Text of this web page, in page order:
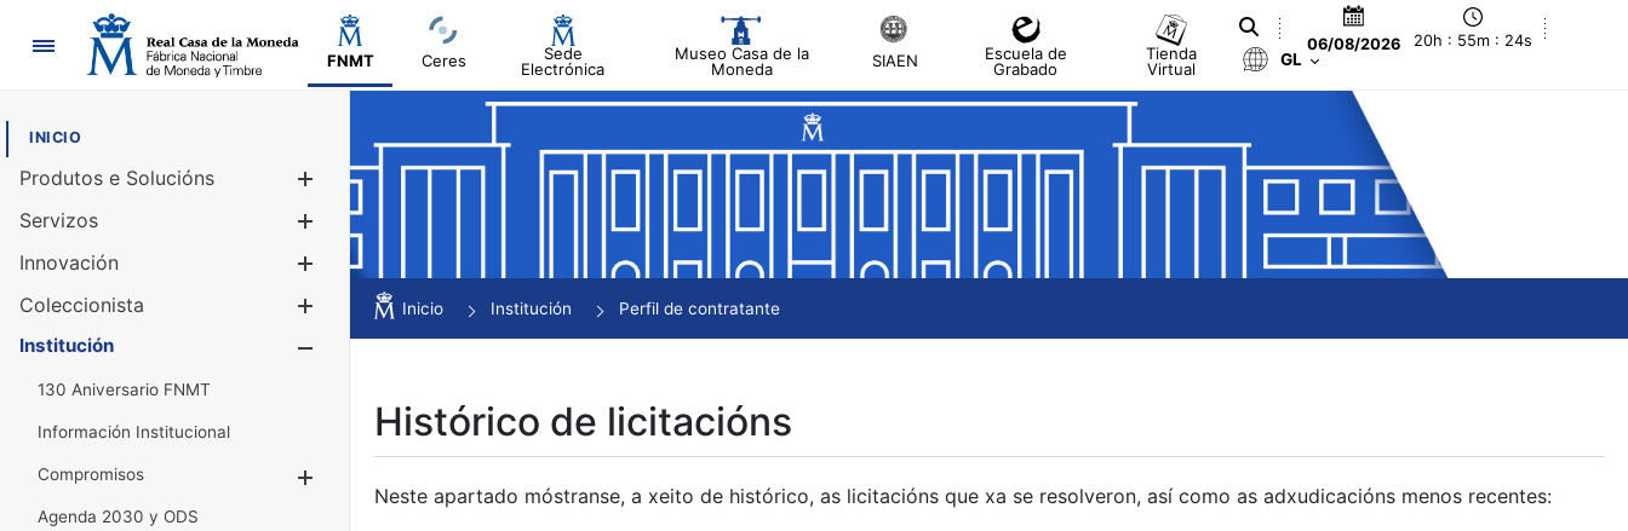
Navegación
FNMT Ceres
Sede
Electrónica
Museo Casa de la
Moneda
SIAEN
Escuela de
Grabado
Tienda
Virtual
06/08/2026 20h : 55m : 25s
GL
INICIO
Produtos e Solucións
Mostrar/Ocultar
Servizos
Innovación
Coleccionista
Mostrar/Ocultar
Institución
130 Aniversario FNMT
Información Institucional
Compromisos
Agenda 2030 y ODS
Inicio Institución Perfil de contratante
Histórico de licitacións
Neste apartado móstranse, a xeito de histórico, as licitacións que xa se resolveron, así como as adxudicacións menos recentes: